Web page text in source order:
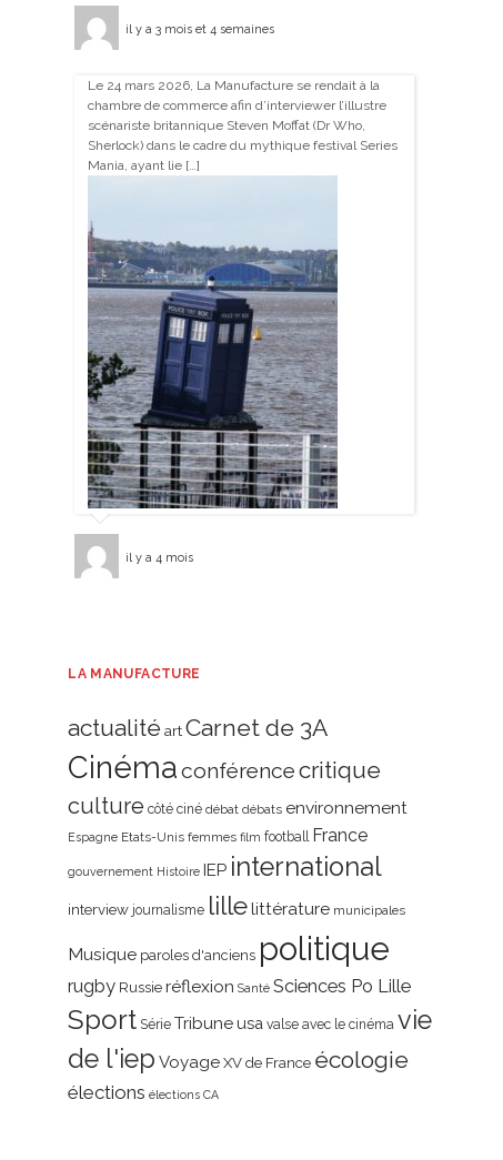
il y a 3 mois et 4 semaines
Le 24 mars 2026, La Manufacture se rendait à la
chambre de commerce afin d’interviewer l’illustre
scénariste britannique Steven Moffat (Dr Who,
Sherlock) dans le cadre du mythique festival Series
Mania, ayant lie […]
il y a 4 mois
LA MANUFACTURE
actualité art Carnet de 3A
Cinémaconférencecritique
culture côté ciné débat débats environnement
Espagne Etats-Unis femmes film football France
gouvernement Histoire IEP international
interview journalisme lillelittérature municipales
Musique paroles d'anciens politique
rugby Russie réflexion Santé Sciences Po Lille
Sport Série Tribune usa valse avec le cinéma vie
de l'iep Voyage XV de France écologie
élections élections CA